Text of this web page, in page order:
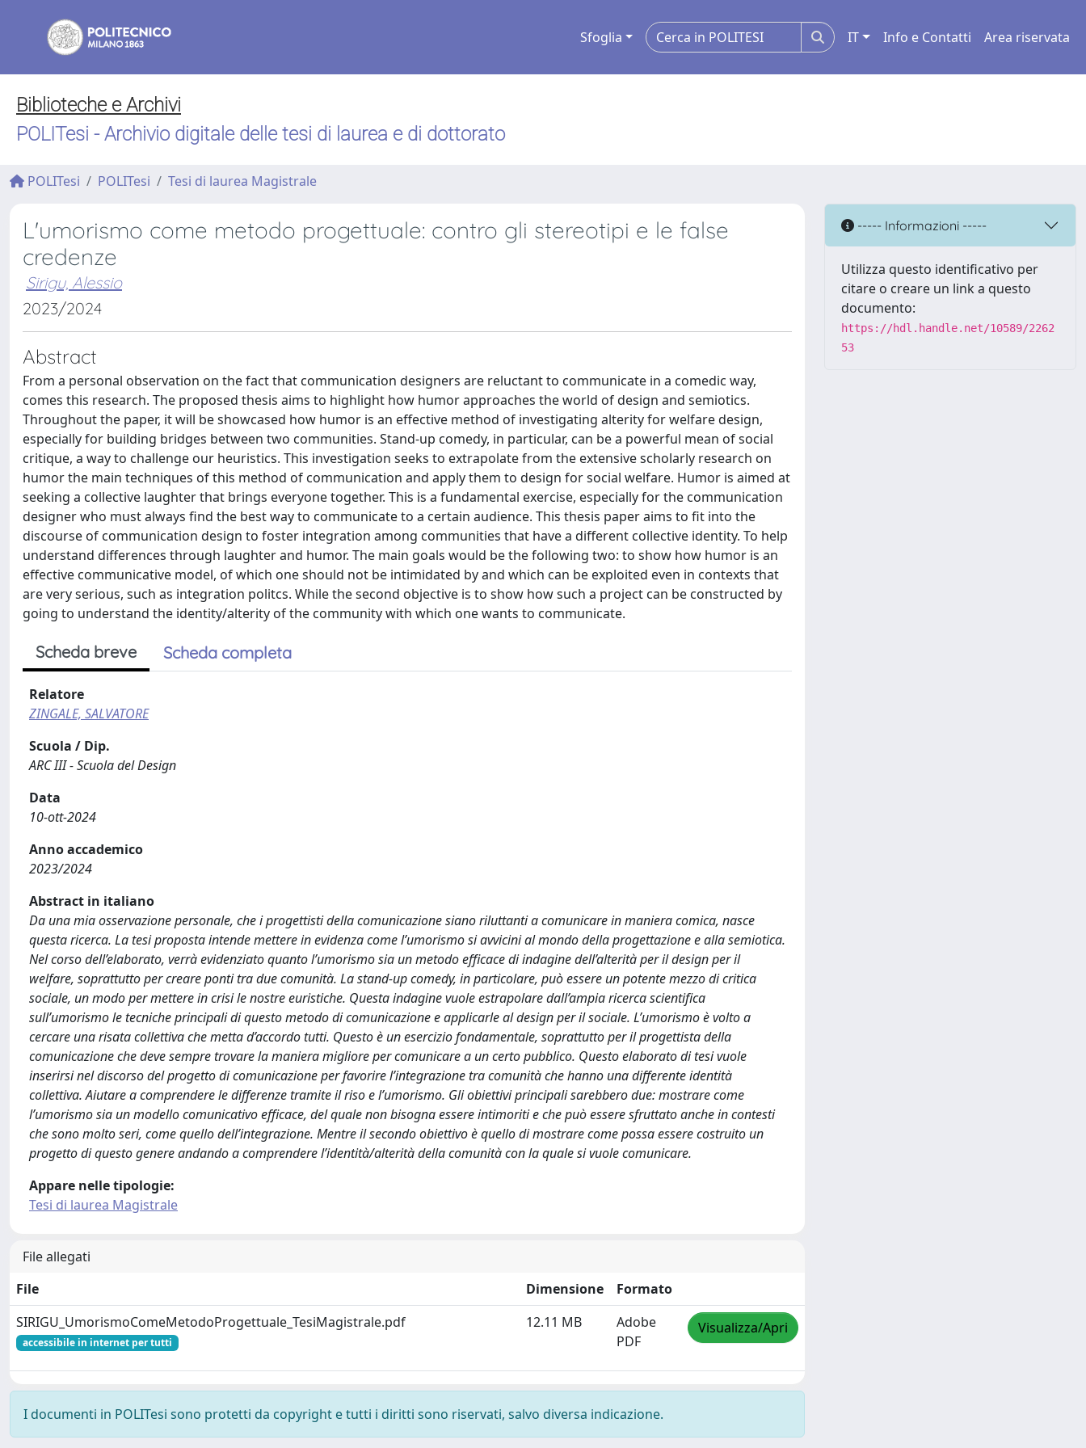
Sfoglia IT Info e Contatti Area riservata
Biblioteche e Archivi
POLITesi - Archivio digitale delle tesi di laurea e di dottorato
POLITesi POLITesi Tesi di laurea Magistrale
L'umorismo come metodo progettuale: contro gli stereotipi e le false
credenze
Sirigu, Alessio
2023/2024
Abstract
From a personal observation on the fact that communication designers are reluctant to communicate in a comedic way,
comes this research. The proposed thesis aims to highlight how humor approaches the world of design and semiotics.
Throughout the paper, it will be showcased how humor is an effective method of investigating alterity for welfare design,
especially for building bridges between two communities. Stand-up comedy, in particular, can be a powerful mean of social
critique, a way to challenge our heuristics. This investigation seeks to extrapolate from the extensive scholarly research on
humor the main techniques of this method of communication and apply them to design for social welfare. Humor is aimed at
seeking a collective laughter that brings everyone together. This is a fundamental exercise, especially for the communication
designer who must always find the best way to communicate to a certain audience. This thesis paper aims to fit into the
discourse of communication design to foster integration among communities that have a different collective identity. To help
understand differences through laughter and humor. The main goals would be the following two: to show how humor is an
effective communicative model, of which one should not be intimidated by and which can be exploited even in contexts that
are very serious, such as integration politcs. While the second objective is to show how such a project can be constructed by
going to understand the identity/alterity of the community with which one wants to communicate.
Scheda breve Scheda completa
Relatore
ZINGALE, SALVATORE
Scuola / Dip.
ARC III - Scuola del Design
Data
10-ott-2024
Anno accademico
2023/2024
Abstract in italiano
Da una mia osservazione personale, che i progettisti della comunicazione siano riluttanti a comunicare in maniera comica, nasce
questa ricerca. La tesi proposta intende mettere in evidenza come l’umorismo si avvicini al mondo della progettazione e alla semiotica.
Nel corso dell’elaborato, verrà evidenziato quanto l’umorismo sia un metodo efficace di indagine dell’alterità per il design per il
welfare, soprattutto per creare ponti tra due comunità. La stand-up comedy, in particolare, può essere un potente mezzo di critica
sociale, un modo per mettere in crisi le nostre euristiche. Questa indagine vuole estrapolare dall’ampia ricerca scientifica
sull’umorismo le tecniche principali di questo metodo di comunicazione e applicarle al design per il sociale. L’umorismo è volto a
cercare una risata collettiva che metta d’accordo tutti. Questo è un esercizio fondamentale, soprattutto per il progettista della
comunicazione che deve sempre trovare la maniera migliore per comunicare a un certo pubblico. Questo elaborato di tesi vuole
inserirsi nel discorso del progetto di comunicazione per favorire l’integrazione tra comunità che hanno una differente identità
collettiva. Aiutare a comprendere le differenze tramite il riso e l’umorismo. Gli obiettivi principali sarebbero due: mostrare come
l’umorismo sia un modello comunicativo efficace, del quale non bisogna essere intimoriti e che può essere sfruttato anche in contesti
che sono molto seri, come quello dell’integrazione. Mentre il secondo obiettivo è quello di mostrare come possa essere costruito un
progetto di questo genere andando a comprendere l’identità/alterità della comunità con la quale si vuole comunicare.
Appare nelle tipologie:
Tesi di laurea Magistrale
File allegati
File
Dimensione
Formato
SIRIGU_UmorismoComeMetodoProgettuale_TesiMagistrale.pdf
accessibile in internet per tutti
12.11 MB
Adobe
PDF
Visualizza/Apri
I documenti in POLITesi sono protetti da copyright e tutti i diritti sono riservati, salvo diversa indicazione.
----- Informazioni -----
Utilizza questo identificativo per
citare o creare un link a questo
documento:
https://hdl.handle.net/10589/2262
53